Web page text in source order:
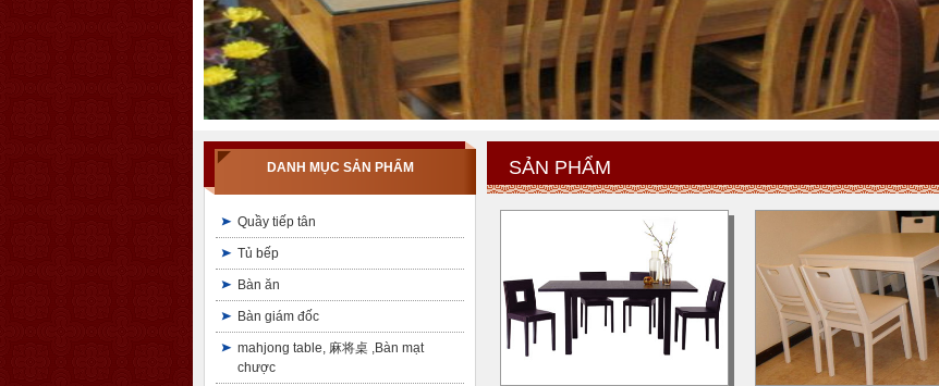
DANH MỤC SẢN PHẨM
Quầy tiếp tân
Tủ bếp
Bàn ăn
Bàn giám đốc
mahjong table, 麻将桌 ,Bàn mạt
chược
SẢN PHẨM